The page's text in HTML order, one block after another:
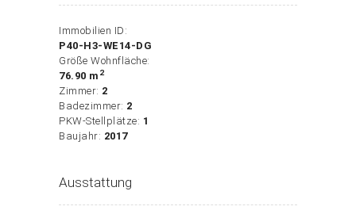
Immobilien ID:
P40-H3-WE14-DG
Größe Wohnfläche:
76.90 m 2
Zimmer: 2
Badezimmer: 2
PKW-Stellplätze: 1
Baujahr: 2017
Ausstattung